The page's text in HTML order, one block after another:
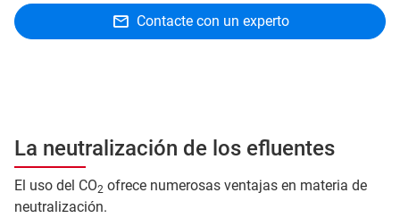
Contacte con un experto
La neutralización de los efluentes
El uso del CO2 ofrece numerosas ventajas en materia de
neutralización.